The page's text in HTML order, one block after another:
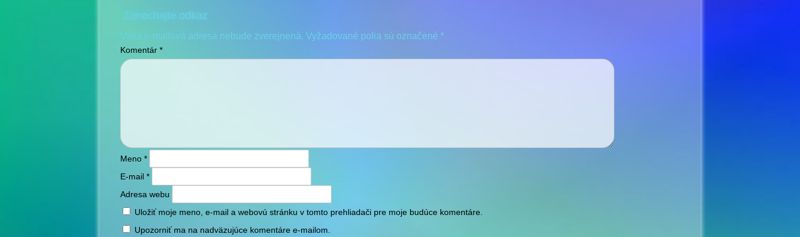
Zanechajte odkaz
Vaša e-mailová adresa nebude zverejnená. Vyžadované polia sú označené *
Komentár *
Meno *
E-mail *
Adresa webu
Uložiť moje meno, e-mail a webovú stránku v tomto prehliadači pre moje budúce komentáre.
Upozorniť ma na nadväzujúce komentáre e-mailom.